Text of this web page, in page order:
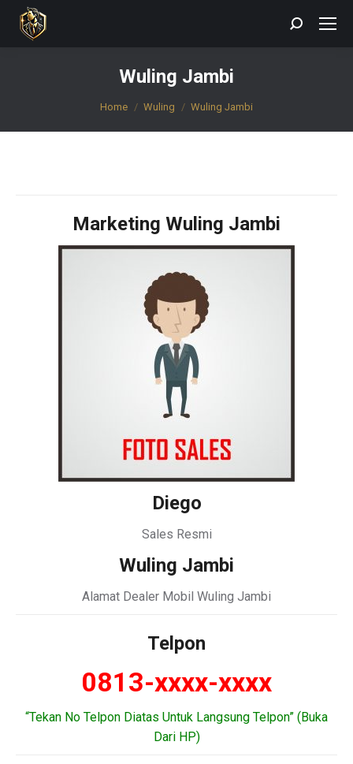
Search:
Wuling Jambi
You are here:
Home Wuling Wuling Jambi
Marketing Wuling Jambi
Diego
Sales Resmi
Wuling Jambi
Alamat Dealer Mobil Wuling Jambi
Telpon
0813-xxxx-xxxx
“Tekan No Telpon Diatas Untuk Langsung Telpon” (Buka
Dari HP)